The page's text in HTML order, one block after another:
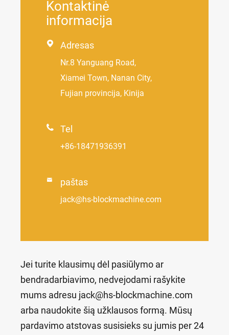
Kontaktinė
informacija
 Adresas
Nr.8 Yanguang Road,
Xiamei Town, Nanan City,
Fujian provincija, Kinija
 Tel
+86-18471936391
 paštas
jack@hs-blockmachine.com
Jei turite klausimų dėl pasiūlymo ar
bendradarbiavimo, nedvejodami rašykite
mums adresu jack@hs-blockmachine.com
arba naudokite šią užklausos formą. Mūsų
pardavimo atstovas susisieks su jumis per 24